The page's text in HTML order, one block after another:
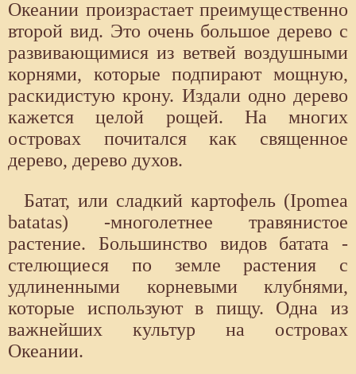
Океании произрастает преимущественно
второй вид. Это очень большое дерево с
развивающимися из ветвей воздушными
корнями, которые подпирают мощную,
раскидистую крону. Издали одно дерево
кажется целой рощей. На многих
островах почитался как священное
дерево, дерево духов.
Батат, или сладкий картофель (Ipomea
batatas) -многолетнее травянистое
растение. Большинство видов батата -
стелющиеся по земле растения с
удлиненными корневыми клубнями,
которые используют в пищу. Одна из
важнейших культур на островах
Океании.